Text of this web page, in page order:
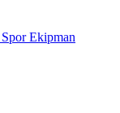
Spor Ekipman